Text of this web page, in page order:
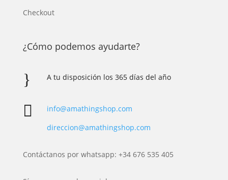
Checkout
¿Cómo podemos ayudarte?
} A tu disposición los 365 días del año

info@amathingshop.com
direccion@amathingshop.com
Contáctanos por whatsapp: +34 676 535 405